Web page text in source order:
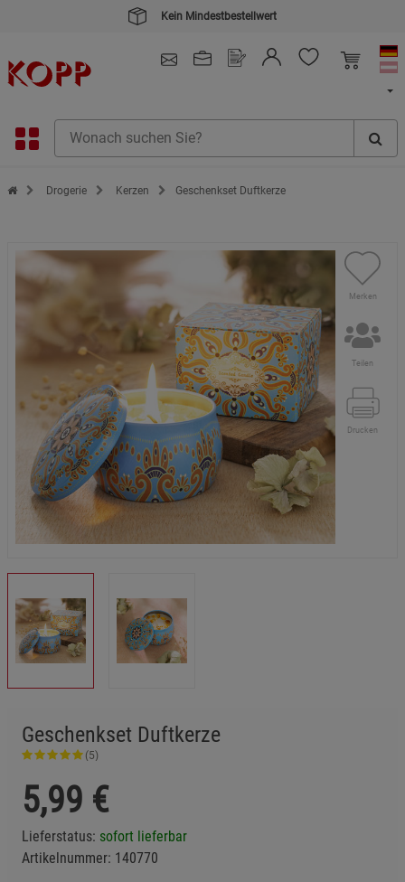
Kein Mindestbestellwert
Zur Startseite des Kopp Verlag Online-Shop
Drogerie Kerzen Geschenkset Duftkerze
Merken
Teilen
Drucken
Geschenkset Duftkerze
(5)
5,99 €
Lieferstatus: sofort lieferbar
Artikelnummer: 140770